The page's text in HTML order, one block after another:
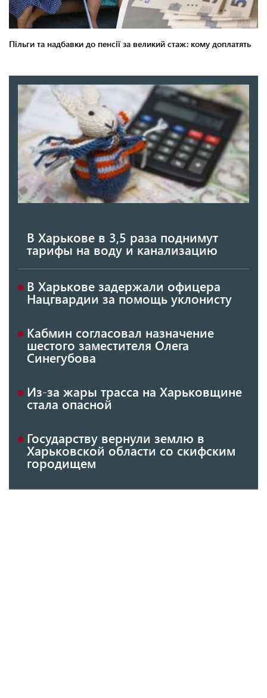
В Харькове в 3,5 раза поднимут
тарифы на воду и канализацию
В Харькове задержали офицера
Нацгвардии за помощь уклонисту
Кабмин согласовал назначение
шестого заместителя Олега
Синегубова
Из-за жары трасса на Харьковщине
стала опасной
Государству вернули землю в
Харьковской области со скифским
городищем